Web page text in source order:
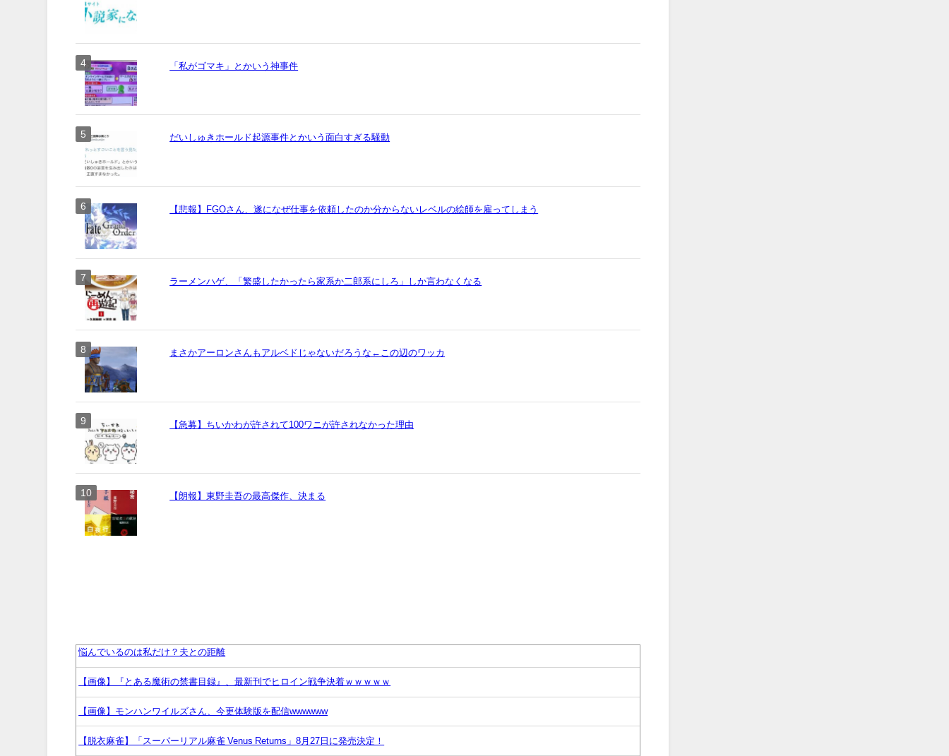
「私がゴマキ」とかいう神事件
だいしゅきホールド起源事件とかいう面白すぎる騒動
【悲報】FGOさん、遂になぜ仕事を依頼したのか分からないレベルの絵師を雇ってしまう
ラーメンハゲ、「繁盛したかったら家系か二郎系にしろ」しか言わなくなる
まさかアーロンさんもアルベドじゃないだろうな←この辺のワッカ
【急募】ちいかわが許されて100ワニが許されなかった理由
【朗報】東野圭吾の最高傑作、決まる
悩んでいるのは私だけ？夫との距離
【画像】『とある魔術の禁書目録』、最新刊でヒロイン戦争決着ｗｗｗｗｗ
【画像】モンハンワイルズさん、今更体験版を配信wwwwww
【脱衣麻雀】「スーパーリアル麻雀 Venus Returns」8月27日に発売決定！